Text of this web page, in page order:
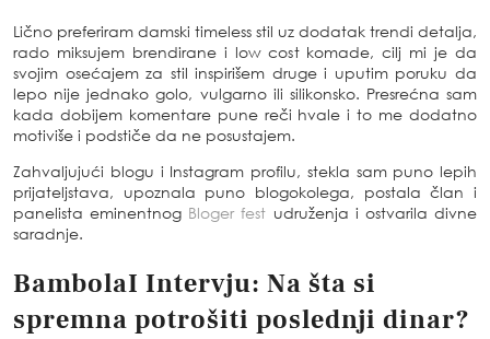
Lično preferiram damski timeless stil uz dodatak trendi detalja,
rado miksujem brendirane i low cost komade, cilj mi je da
svojim osećajem za stil inspirišem druge i uputim poruku da
lepo nije jednako golo, vulgarno ili silikonsko. Presrećna sam
kada dobijem komentare pune reči hvale i to me dodatno
motiviše i podstiče da ne posustajem.
Zahvaljujući blogu i Instagram profilu, stekla sam puno lepih
prijateljstava, upoznala puno blogokolega, postala član i
panelista eminentnog Bloger fest udruženja i ostvarila divne
saradnje.
BambolaI Intervju: Na šta si
spremna potrošiti poslednji dinar?